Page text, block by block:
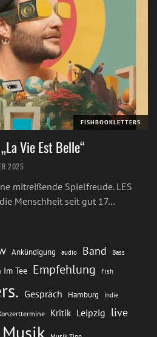
FISHBOOKLETTERS
Vie Est Belle“
2025
mitreißende Spielfreude. LES
Menschheit seit gut 17…
Ankündigung audio Band Bass
Im Tee Empfehlung Fish
Gespräch Hamburg Indie
Kritik Leipzig live